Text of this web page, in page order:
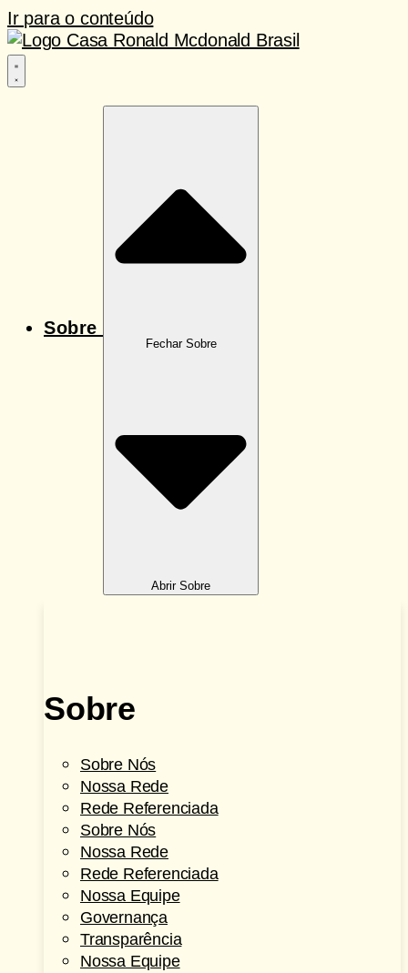
Ir para o conteúdo
Sobre
Fechar Sobre
Abrir Sobre
Sobre
Sobre Nós
Nossa Rede
Rede Referenciada
Sobre Nós
Nossa Rede
Rede Referenciada
Nossa Equipe
Governança
Transparência
Nossa Equipe